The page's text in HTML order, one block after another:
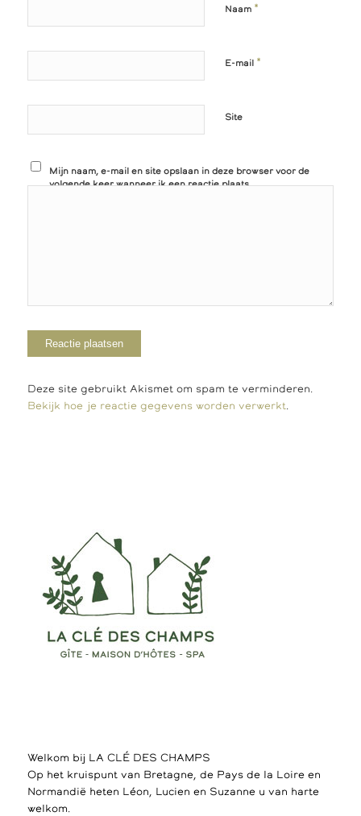
Naam *
E-mail *
Site
Mijn naam, e-mail en site opslaan in deze browser voor de
volgende keer wanneer ik een reactie plaats.
Deze site gebruikt Akismet om spam te verminderen.
Bekijk hoe je reactie gegevens worden verwerkt.
Welkom bij LA CLÉ DES CHAMPS
Op het kruispunt van Bretagne, de Pays de la Loire en
Normandië heten Léon, Lucien en Suzanne u van harte
welkom.